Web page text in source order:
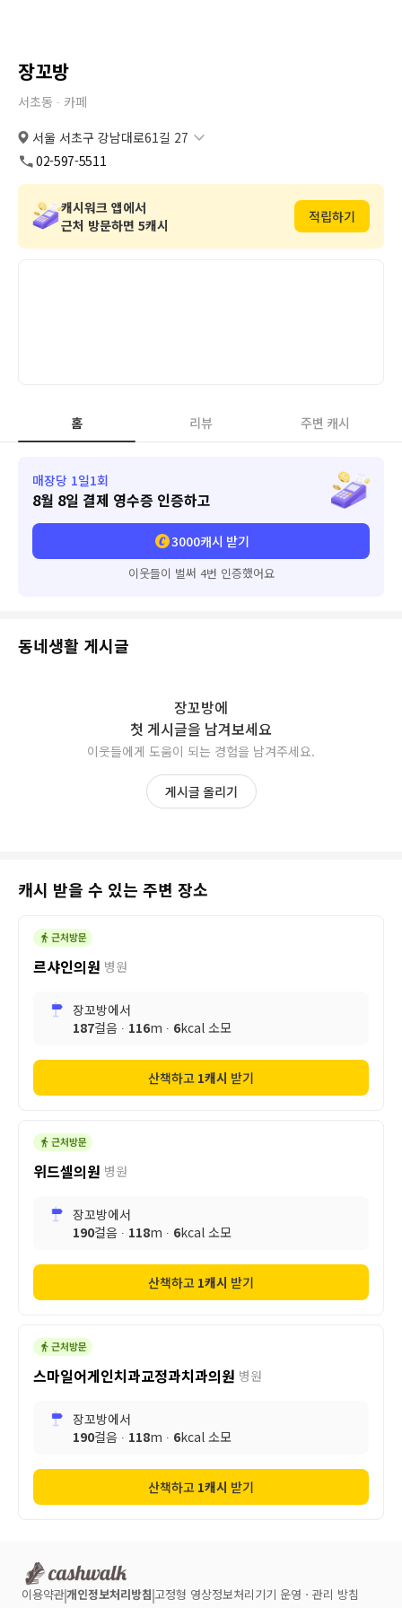
장꼬방
서초동 ∙ 카페
서울 서초구 강남대로61길 27
도로명 서울 서초구 강남대로61길 27
02-597-5511
캐시워크 앱에서
근처 방문하면 5캐시
적립하기
홈 리뷰 주변 캐시
매장당 1일1회
8월 8일 결제 영수증 인증하고
3000캐시 받기
이웃들이 벌써 4번 인증했어요
동네생활 게시글
장꼬방에
첫 게시글을 남겨보세요
이웃들에게 도움이 되는 경험을 남겨주세요.
게시글 올리기
캐시 받을 수 있는 주변 장소
르샤인의원 병원
장꼬방에서
187걸음 ∙ 116m ∙ 6kcal 소모
산책하고 1캐시 받기
위드셀의원 병원
장꼬방에서
190걸음 ∙ 118m ∙ 6kcal 소모
산책하고 1캐시 받기
스마일어게인치과교정과치과의원 병원
장꼬방에서
190걸음 ∙ 118m ∙ 6kcal 소모
산책하고 1캐시 받기
이용약관개인정보처리방침 고정형 영상정보처리기기 운영ㆍ관리 방침